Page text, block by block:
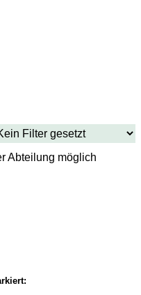
Abteilung möglich